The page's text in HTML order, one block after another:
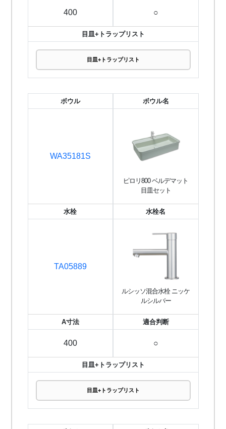
400 ○
目皿+トラップリスト
目皿+トラップリスト
ボウル
WA35181S
ボウル名
ピロリ800 ベルデマット
目皿セット
水栓
TA05889
水栓名
ルシッソ混合水栓 ニッケ
ルシルバー
A寸法
400
適合判断
○
目皿+トラップリスト
目皿+トラップリスト